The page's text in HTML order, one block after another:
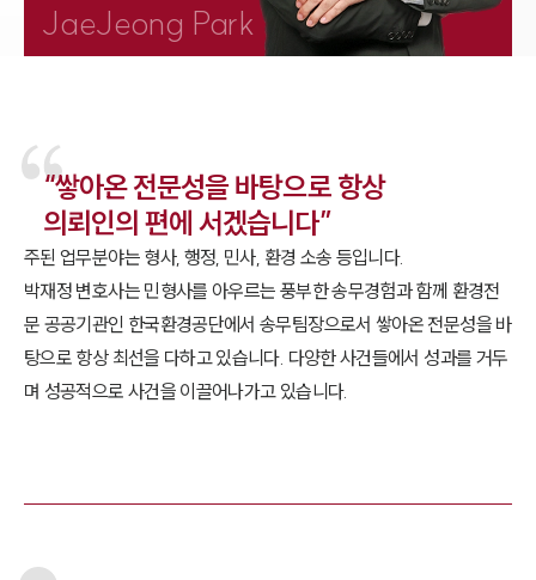
JaeJeong Park
“쌓아온 전문성을 바탕으로 항상
의뢰인의 편에 서겠습니다”
주된 업무분야는 형사, 행정, 민사, 환경 소송 등입니다.
박재정 변호사는 민형사를 아우르는 풍부한 송무경험과 함께 환경전
문 공공기관인 한국환경공단에서 송무팀장으로서 쌓아온 전문성을 바
탕으로 항상 최선을 다하고 있습니다. 다양한 사건들에서 성과를 거두
며 성공적으로 사건을 이끌어나가고 있습니다.